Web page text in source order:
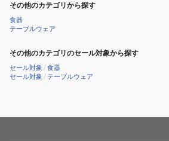
その他のカテゴリから探す
食器
テーブルウェア
その他のカテゴリのセール対象から探す
セール対象 /食器
セール対象 /テーブルウェア